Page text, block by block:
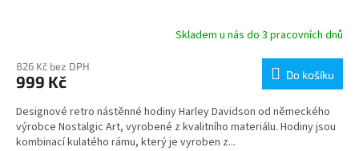
Skladem u nás do 3 pracovních dnů
826 Kč bez DPH
999 Kč Do košíku
Designové retro nástěnné hodiny Harley Davidson od německého
výrobce Nostalgic Art, vyrobené z kvalitního materiálu. Hodiny jsou
kombinací kulatého rámu, který je vyroben z...